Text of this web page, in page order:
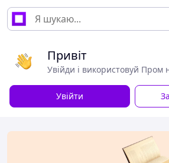
Привіт
Увійди і використовуй Пром
Увійти